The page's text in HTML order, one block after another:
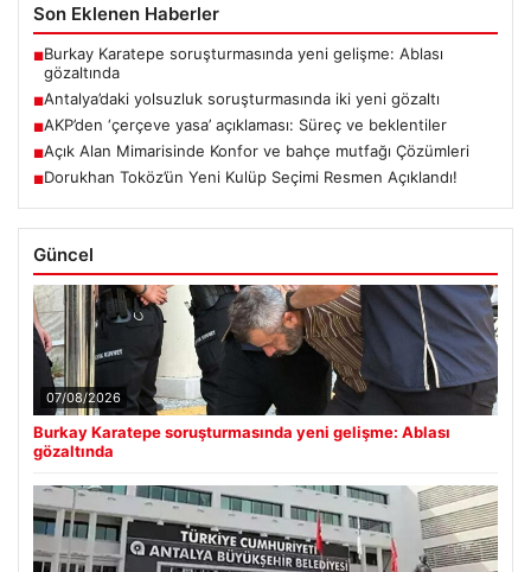
Son Eklenen Haberler
■Burkay Karatepe soruşturmasında yeni gelişme: Ablası
gözaltında
■Antalya’daki yolsuzluk soruşturmasında iki yeni gözaltı
■AKP’den ‘çerçeve yasa’ açıklaması: Süreç ve beklentiler
■Açık Alan Mimarisinde Konfor ve bahçe mutfağı Çözümleri
■Dorukhan Toköz’ün Yeni Kulüp Seçimi Resmen Açıklandı!
Güncel
07/08/2026
Burkay Karatepe soruşturmasında yeni gelişme: Ablası
gözaltında